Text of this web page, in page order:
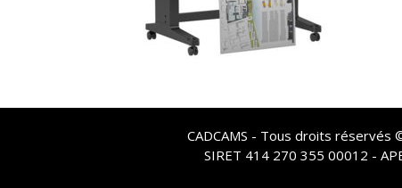
CADCAMS - Tous droits réservés
SIRET 414 270 355 00012 -